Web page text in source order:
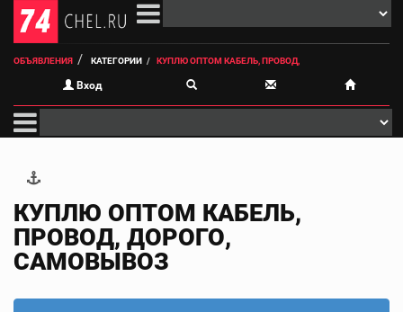
ОБЪЯВЛЕНИЯ КАТЕГОРИИ КУПЛЮ ОПТОМ КАБЕЛЬ, ПРОВОД,
Вход
КУПЛЮ ОПТОМ КАБЕЛЬ,
ПРОВОД, ДОРОГО,
САМОВЫВОЗ